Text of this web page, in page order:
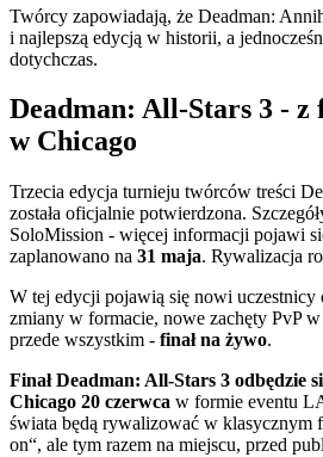
Twórcy zapowiadają, że Deadman:
i najlepszą edycją w historii, a
dotychczas.
Deadman: All-Stars 3 - z
w Chicago
Trzecia edycja turnieju twórców treści
została oficjalnie potwierdzona.
SoloMission - więcej informacji pojawi
zaplanowano na 31 maja. Rywalizacja
W tej edycji pojawią się nowi uczestnicy
zmiany w formacie, nowe zachęty PvP
przede wszystkim - finał na żywo.
Finał Deadman: All-Stars 3 odbędzie
Chicago 20 czerwca w formie eventu
świata będą rywalizować w klasycznym
on“, ale tym razem na miejscu, przed